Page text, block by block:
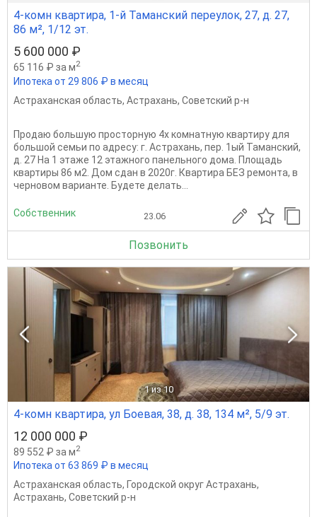
4-комн квартира, 1-й Таманский переулок, 27, д. 27,
86 м², 1/12 эт.
5 600 000 ₽
65 116 ₽ за м2
Ипотека от 29 806 ₽ в месяц
Астраханская область, Астрахань, Советский р-н
Продаю большую просторную 4х комнатную квартиру для
большой семьи по адресу: г. Астрахань, пер. 1ый Таманский,
д. 27 На 1 этаже 12 этажного панельного дома. Площадь
квартиры 86 м2. Дом сдан в 2020г. Квартира БЕЗ ремонта, в
черновом варианте. Будете делать...
Собственник 23.06
Позвонить
1 из 10
4-комн квартира, ул Боевая, 38, д. 38, 134 м², 5/9 эт.
12 000 000 ₽
89 552 ₽ за м2
Ипотека от 63 869 ₽ в месяц
Астраханская область, Городской округ Астрахань,
Астрахань, Советский р-н